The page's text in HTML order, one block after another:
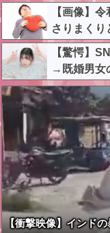
【画像】
さりまく
【驚愕】
→既婚男女
まうw w w
【衝撃映像】インド